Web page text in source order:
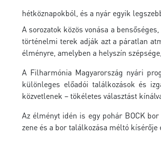
hétköznapokból, és a nyár egyik
A sorozatok közös vonása a
történelmi terek adják azt a páratlan
élményre, amelyben a helyszín
A Filharmónia Magyarország nyári
különleges előadói találkozások és
közvetlenek – tökéletes választást
Az élményt idén is egy pohár BOCK
zene és a bor találkozása méltó